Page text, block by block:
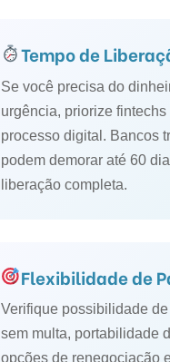
Tempo de
Se você precisa do
urgência, priorize fintechs
processo digital. Bancos
podem demorar até 60
liberação completa.
Flexibilidade de
Verifique possibilidade
sem multa, portabilidade
opções de renegociação